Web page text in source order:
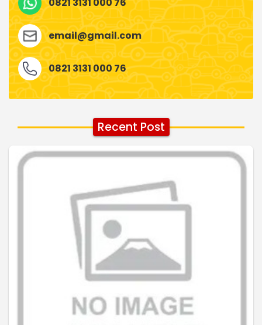
0821 3131 000 76
email@gmail.com
0821 3131 000 76
Recent Post